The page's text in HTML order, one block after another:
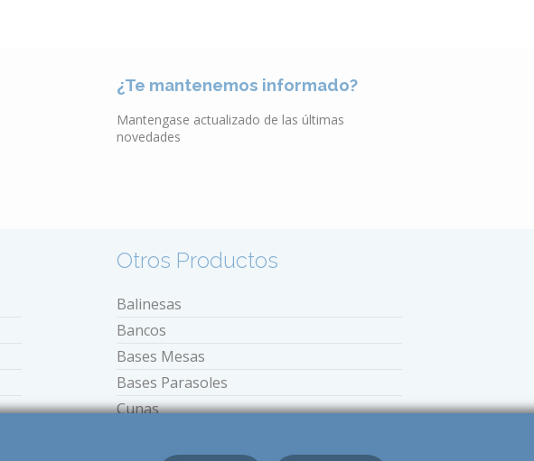
¿Te mantenemos informado?
Mantengase actualizado de las últimas
novedades
Otros Productos
Balinesas
Bancos
Bases Mesas
Bases Parasoles
Cunas